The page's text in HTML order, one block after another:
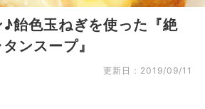
飴色玉ねぎを使った『絶
ンスープ』
更新日： 2019/09/11